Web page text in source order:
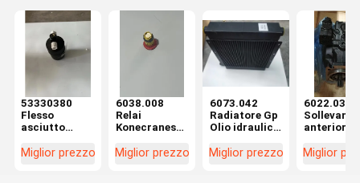
53330380
Flesso
asciutto
Konecranes
Miglior prezzo
6038.008
Relai
Konecranes
parti stacker
Miglior prezzo
6073.042
Radiatore Gp
Olio idraulico
raggiungono
Miglior prezzo
6022.037
anteriore
idraulica
Miglior